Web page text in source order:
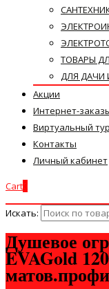
ТОВАРЫ
ДЛЯ ДАЧИ
Акции
Интернет-
Виртуальный тур
Контакты
Личный кабинет
Cart
Искать:
Душевое
EVAGold